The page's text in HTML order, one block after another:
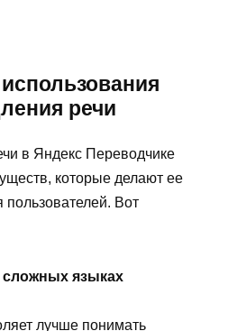
речи
в Яндекс Переводчике
которые делают ее
пользователей. Вот
сложных языках
лучше понимать